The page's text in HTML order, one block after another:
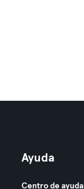
Ayuda
Centro de ayuda